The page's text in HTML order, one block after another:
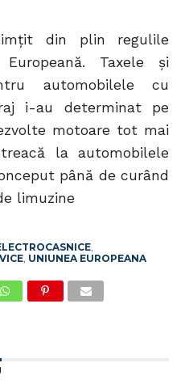
din plin regulile
Taxele și
automobilele cu
i-au determinat pe
motoare tot mai
la automobilele
până de curând
limuzine
,
, UNIUNEA EUROPEANA